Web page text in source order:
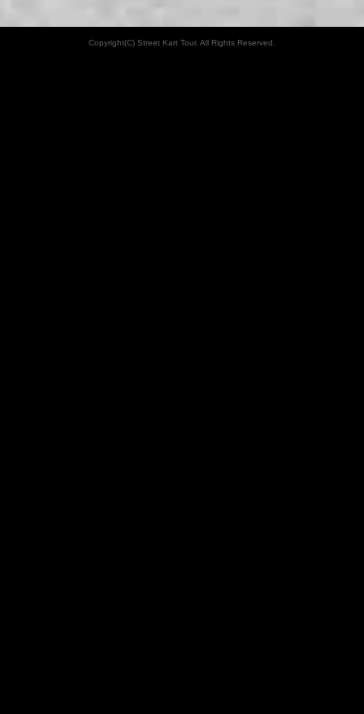
Copyright(C) Street Kart Tour. All Rights Reserved.